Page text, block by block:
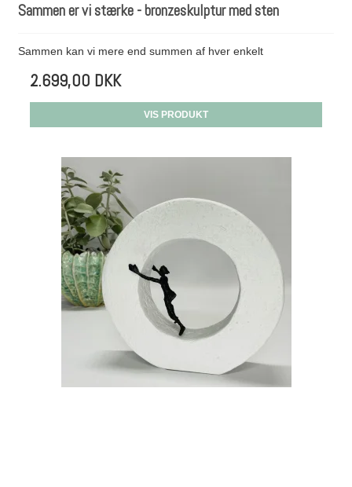
Sammen er vi stærke - bronzeskulptur med sten
Sammen kan vi mere end summen af hver enkelt
2.699,00 DKK
VIS PRODUKT